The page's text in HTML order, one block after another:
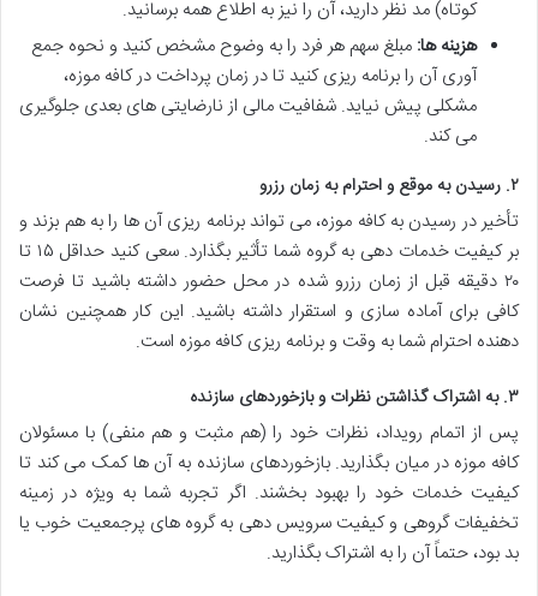
کوتاه) مد نظر دارید، آن را نیز به اطلاع همه برسانید.
هزینه ها: مبلغ سهم هر فرد را به وضوح مشخص کنید و نحوه جمع
آوری آن را برنامه ریزی کنید تا در زمان پرداخت در کافه موزه،
مشکلی پیش نیاید. شفافیت مالی از نارضایتی های بعدی جلوگیری
می کند.
۲. رسیدن به موقع و احترام به زمان رزرو
تأخیر در رسیدن به کافه موزه، می تواند برنامه ریزی آن ها را به هم بزند و
بر کیفیت خدمات دهی به گروه شما تأثیر بگذارد. سعی کنید حداقل ۱۵ تا
۲۰ دقیقه قبل از زمان رزرو شده در محل حضور داشته باشید تا فرصت
کافی برای آماده سازی و استقرار داشته باشید. این کار همچنین نشان
دهنده احترام شما به وقت و برنامه ریزی کافه موزه است.
۳. به اشتراک گذاشتن نظرات و بازخوردهای سازنده
پس از اتمام رویداد، نظرات خود را (هم مثبت و هم منفی) با مسئولان
کافه موزه در میان بگذارید. بازخوردهای سازنده به آن ها کمک می کند تا
کیفیت خدمات خود را بهبود بخشند. اگر تجربه شما به ویژه در زمینه
تخفیفات گروهی و کیفیت سرویس دهی به گروه های پرجمعیت خوب یا
بد بود، حتماً آن را به اشتراک بگذارید.